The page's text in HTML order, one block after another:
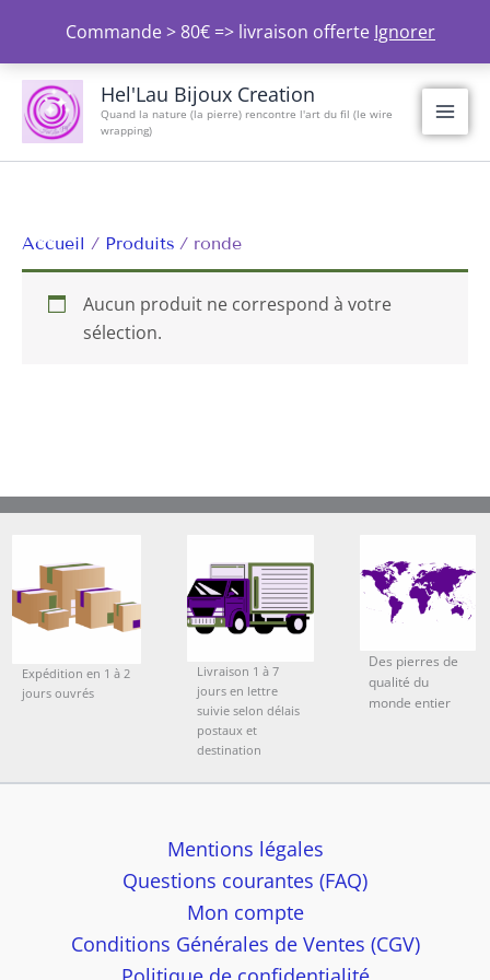
Commande > 80€ => livraison offerte Ignorer
contenu
Hel'Lau Bijoux Creation
Quand la nature (la pierre) rencontre l'art du fil (le wire
wrapping)
Accueil Produits ronde
Aucun produit ne correspond à votre
sélection.
Expédition en 1 à 2
jours ouvrés
Livraison 1 à 7
jours en lettre
suivie selon délais
postaux et
destination
Des pierres de
qualité du
monde entier
Mentions légales
Questions courantes (FAQ)
Mon compte
Conditions Générales de Ventes (CGV)